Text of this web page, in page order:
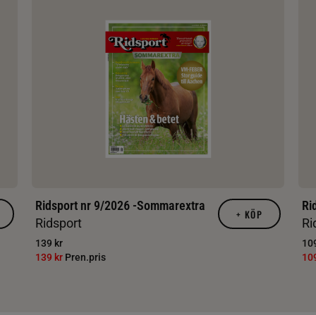
Ridsport nr 9/2026 -Sommarextra
Ridsport
139 kr
139 kr Pren.pris
+ KÖP